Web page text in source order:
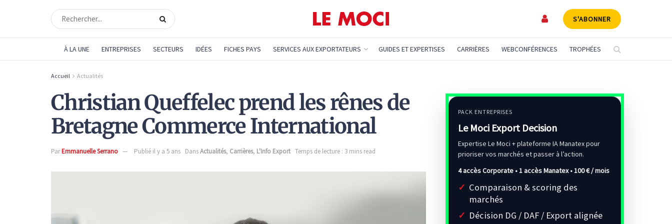
S'ABONNER
À LA UNE ENTREPRISES SECTEURS IDÉES FICHES PAYS SERVICES AUX EXPORTATEURS GUIDES ET EXPERTISES CARRIÈRES WEBCONFÉRENCES TROPHÉES
Accueil Actualités
Christian Queffelec prend les rênes de
Bretagne Commerce International
ParEmmanuelle Serrano Publié il y a 5 ans DansActualités, Carrières, L'Info Export Temps de lecture : 3 mins read
PACK ENTREPRISES
Le Moci Export Decision
Expertise Le Moci + plateforme IA Manatex pour
prioriser vos marchés et passer à l’action.
4 accès Corporate • 1 accès Manatex •100 € / mois
Comparaison & scoring des
marchés
Décision DG / DAF / Export alignée